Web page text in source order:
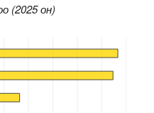
(2025 он)